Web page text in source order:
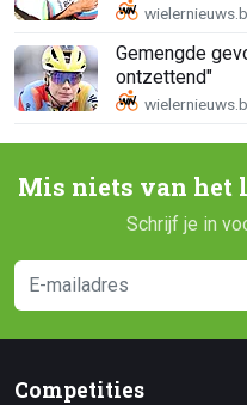
Gemengde
ontzettend"
Mis niets van het
Schrijf je in
Competities